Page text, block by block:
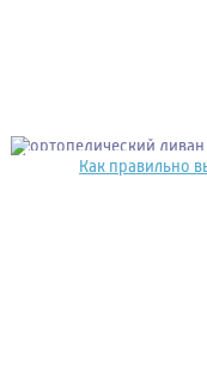
Как правильно